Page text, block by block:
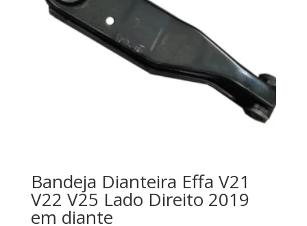
Bandeja Dianteira Effa V21
V22 V25 Lado Direito 2019
em diante